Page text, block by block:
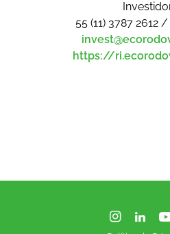
55 (11) 3787 2612
https://